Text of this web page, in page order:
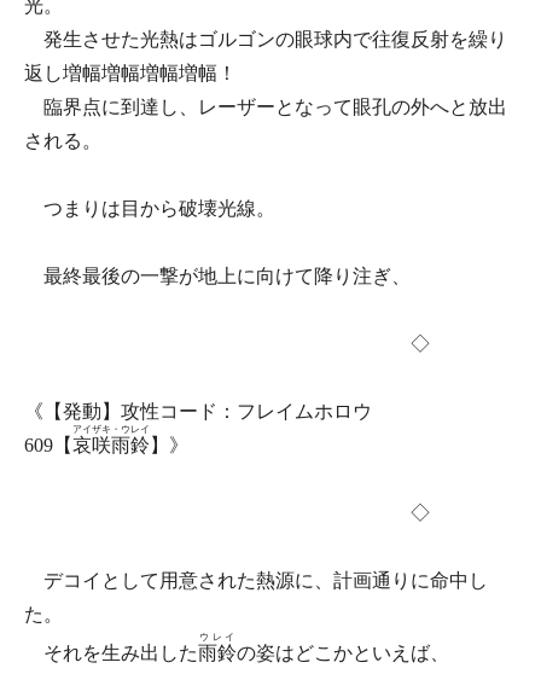
光。
発生させた光熱はゴルゴンの眼球内で往復反射を繰り
返し増幅増幅増幅増幅！
臨界点に到達し、レーザーとなって眼孔の外へと放出
される。
つまりは目から破壊光線。
最終最後の一撃が地上に向けて降り注ぎ、
◇
《【発動】攻性コード：フレイムホロウ
609【哀咲雨鈴
アイザキ・ウレイ
】》
◇
デコイとして用意された熱源に、計画通りに命中し
た。
それを生み出した雨鈴
ウレイ
の姿はどこかといえば、